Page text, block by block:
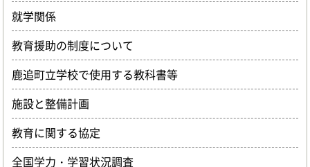
就学関係
教育援助の制度について
鹿追町立学校で使用する教科書等
施設と整備計画
教育に関する協定
全国学力・学習状況調査